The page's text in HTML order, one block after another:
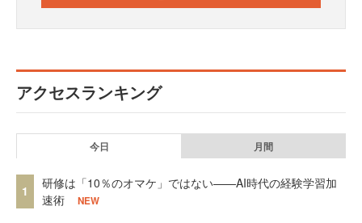
アクセスランキング
今日 月間
1
研修は「10％のオマケ」ではない——AI時代の経験学習加
速術
NEW